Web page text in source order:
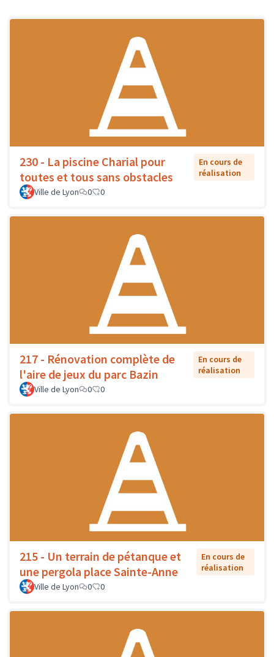
230 - La piscine Charial pour
toutes et tous sans obstacles
En cours de
réalisation
Ville de Lyon
0 0
217 - Rénovation complète de
l'aire de jeux du parc Bazin
En cours de
réalisation
Ville de Lyon
0 0
215 - Un terrain de pétanque et
une pergola place Sainte-Anne
En cours de
réalisation
Ville de Lyon
0 0